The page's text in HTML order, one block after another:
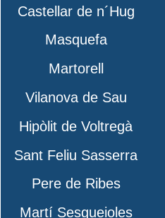
Castellar de n´Hug
Masquefa
Martorell
Vilanova de Sau
Hipòlit de Voltregà
Sant Feliu Sasserra
Pere de Ribes
Martí Sesgueioles